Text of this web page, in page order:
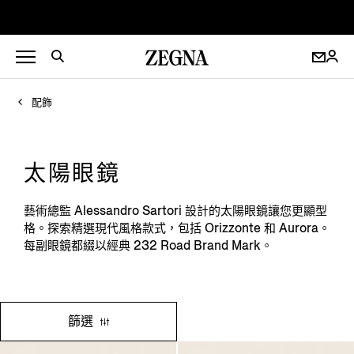
配飾
太陽眼鏡
藝術總監 Alessandro Sartori 設計的太陽眼鏡讓您更顯型
格。探索精選現代風格款式，包括 Orizzonte 和 Aurora。
每副眼鏡都綴以經典 232 Road Brand Mark。
篩選